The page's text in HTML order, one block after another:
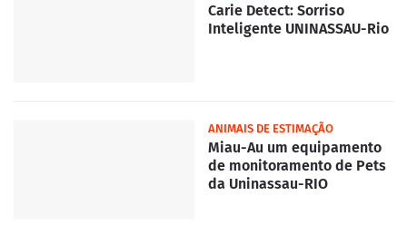
Carie Detect: Sorriso
Inteligente UNINASSAU-Rio
ANIMAIS DE ESTIMAÇÃO
Miau-Au um equipamento
de monitoramento de Pets
da Uninassau-RIO